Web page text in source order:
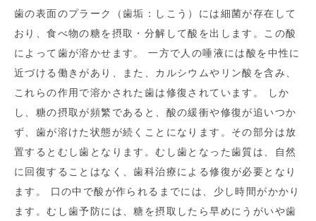
歯の表面のプラーク（歯垢：しこう）には細菌が存在して
おり、食べ物の糖を摂取・分解して酸を出します。この酸
によって歯が溶かせます。 一方で人の唾液には酸を中性に
近づける働きがあり、また、カルシウムやリン酸を含み、
これらの作用で溶かされた歯は修復されています。 しか
し、糖の摂取が頻繁であると、酸の緩衝や修復が追いつか
ず、歯が溶けた状態が続くことになります。その部分は放
置するとむし歯となります。むし歯となった歯質は、自然
に回復することはなく、歯科治療による修復が必要となり
ます。 口の中で酸が作られるまでには、少し時間がかかり
ます。むし歯予防には、糖を摂取したら早めにうがいや歯